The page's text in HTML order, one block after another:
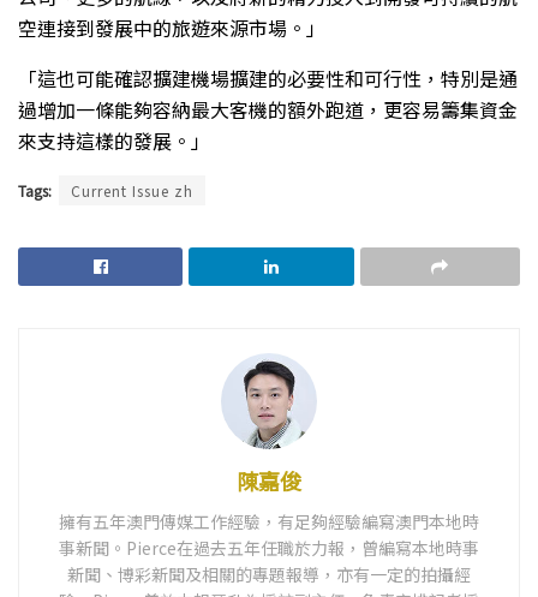
空連接到發展中的旅遊來源市場。」
「這也可能確認擴建機場擴建的必要性和可行性，特別是通
過增加一條能夠容納最大客機的額外跑道，更容易籌集資金
來支持這樣的發展。」
Tags: Current Issue zh
陳嘉俊
擁有五年澳門傳媒工作經驗，有足夠經驗編寫澳門本地時
事新聞。Pierce在過去五年任職於力報，曾編寫本地時事
新聞、博彩新聞及相關的專題報導，亦有一定的拍攝經